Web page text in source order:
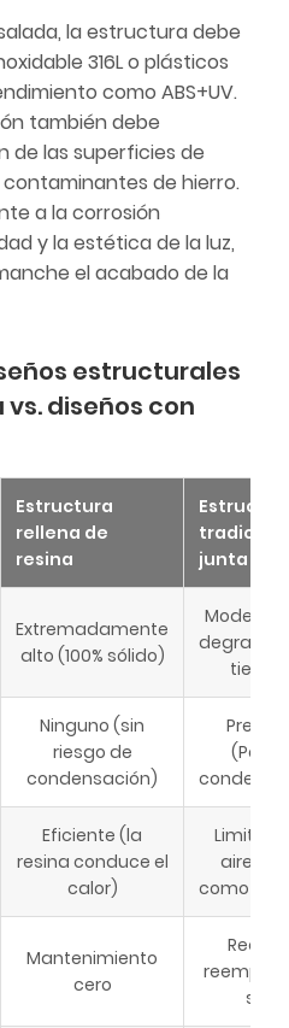
la estructura debe
316L o plásticos
como ABS+UV.
también debe
de las superficies de
de hierro.
a la corrosión
y la estética de la luz,
el acabado de la
estructurales
diseños con
Estructura
rellena de
resina
junta
Extremadamente
alto (100% sólido)
degrada
Ninguno (sin
riesgo de
condensación)
Eficiente (la
resina conduce el
calor)
aire
como
Mantenimiento
cero
sello